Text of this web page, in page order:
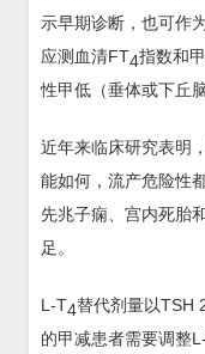
示早期诊断，也可作
应测血清FT4指数和
性甲低（垂体或下丘
近年来临床研究表明
能如何，流产危险性
先兆子痫、宫内死胎
足。
L-T4替代剂量以TSH
的甲减患者需要调整